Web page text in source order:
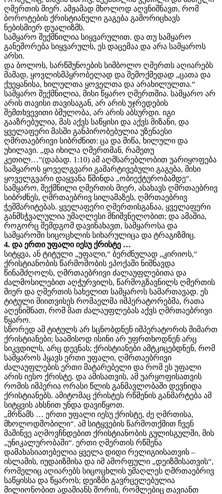
ღმერთის მიერ. ამჟამად მხოლოდ აღვნიშნავთ, რომ
ბოროტების ქრისტიანული გაგება გამორიცხავს
ნებისმიერ დუალიზმს.
სამყარო შექმნილია სიყვარულით. და თუ სამყარო
განეშორება სიყვარულს, ეს დაცემაა და არა სამყაროს
არსი.
და ბოლოს, სარწმუნოების სიმბოლო ღმერთს აღიარებს
მამად, ყოვლისმპყრობელად და შემოქმედად „ცათა და
ქუეყანისა, ხილულთა ყოველთა და არახილულთა.“
სამყარო შექმნილია, მისი წყარო ღმერთშია. სამყარო არ
არის თავისი თავისაგან, არ არის უჯრედების
შემთხვევითი ბმულობა, არ არის აბსურდი. იგი
გააზრებულია, მას აქვს საწყისი და აქვს მიზანი, და
ყველაფერი მასში განპირობებულია უზენაესი
ღმრთაებრივი სიბრძნით: ცა და მიწა, ხილული და
უხილავი. „და იხილა ღმერთმან, რამეთუ
კეთილ…“(დაბად. 1:10) ამ აღმსარებლობით უარიყოფება
სამყაროს ყოველგვარი გამარტივებული გაგება, მისი
ყოველგვარი დაყვანა წმინდა „ობიექტურობამდე“.
სამყარო, შექმნილი ღმერთის მიერ, ასახავს ღმრთაებრივ
სიბრძნეს, ღმრთაებრივ სილამაზეს, ღმრთაებრივ
ჭეშმარიტებას. ყველაფერი ღმერთისგანაა, ყველაფერი
განმსჭვალულია უმაღლესი მნიშვნელობით; და ამაშია,
როგორც შემდგომ დავინახავთ, სამყაროსა და
სამყაროში სიცოცხლის სიხარულიცა და ტრაგიზმიც.
4. და ერთი უფალი იესუ ქრისტე …
სიტყვა, ან ტიტული „უფალი,“ ბერძნულად „კირიოს,“
ქრისტიანობის წარმოშობის ეპოქაში ნიშნავდა
წინამძღოლს, ღმრთაებრივი ძალაუფლებითა და
ძალმოსილებით აღჭურვილს, წარმოგზავნილს ღმერთის
მიერ და ღმერთის სახელით სამყაროს სამართავად. ეს
ტიტული მიითვისეს რომაელმა იმპერატორებმა, რათა
აღენიშნათ, რომ მათ ძალაუფლებას აქვს ღმრთაებრივი
წყარო.
სწორედ ამ ტიტულს არ სცნობდნენ იმპერატორის მიმართ
ქრისტიანები; საამისოდ ისინი არ უფრთხოდნენ არც
სიკვდილს, არც დევნას; ქრისტიანები ამტკიცებდნენ, რომ
სამყაროს ჰყავს ერთი უფალი, ღმრთაებრივი
ძალაუფლების ერთი მატარებელი და რომ ეს უფალი
არის იესო ქრისტე. და ამისათვის, ამ უარყოფისათვის
რომის იმპერია ორასი წლის განმავლობაში დევნიდა
ქრისტიანებს. ამიტომაც ქრისტეს რწმენის განმარტება ამ
სიტყვის ახსნით უნდა დავიწყოთ.
„მრწამს … ერთი უფალი იესუ ქრისტე, ძე ღმრთისა,
მხოლოდშობილი“. ამ სიტყვების წარმოთქმით ჩვენ
მაშინვე აღმოვჩნდებით ქრისტიანობის გულისგულში, მის
„უნიკალურობაში“. ერთი ღმერთის რწმენა
დამახასიათებელია ყველა დიდი რელიგიისათვის –
ისლამის, იუდაიზმისა და იმ ამორფული „დეიზმისათვის“,
რომელიც აღიარებს სიცოცხლის უმაღლეს ღმრთაებრივ
საწყისსა და წყაროს; დეიზმი გავრცელებულია
მილიონობით ადამიანს შორის, რომლებიც თავიანთ